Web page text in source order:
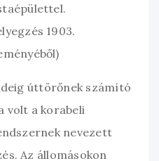
1903.
úttörőnek számító
volt a korabeli
nevezett
Az állomásokon